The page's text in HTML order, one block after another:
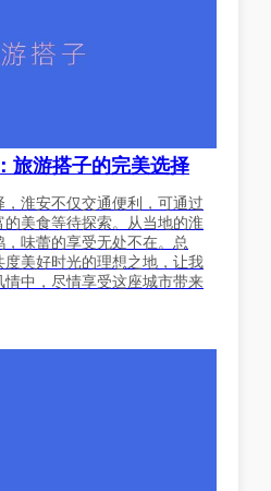
旅游搭子的完美选择
淮安不仅交通便利，可通过
美食等待探索。从当地的淮
味蕾的享受无处不在。总
美好时光的理想之地，让我
中，尽情享受这座城市带来